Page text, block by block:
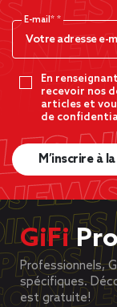
E-mail*
En
recevoir nos
articles et
de
M’inscrire à
GiFi
Professionnels,
spécifiques.
est gratuite!